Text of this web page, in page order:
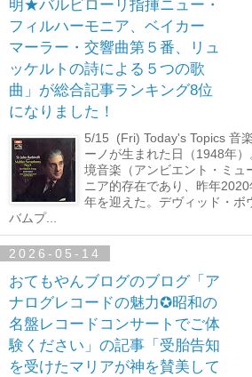
明★バルビローリ指揮ニュー・
フィルハーモニア、ベイカー
マーラー・交響曲第５番、リュ
ッケルトの詩による５つの歌
曲」が総合記事ランキング8位
になりました！
5/15 (Fri) Today's Topics 音
ーノが生まれた日（1948年
境音楽（アンビエント・ミュ
ニア的存在であり、昨年
年を迎えた。デヴィッド・ボ
バムプ...
2026-05-14
おてもやんブログのブログ「ア
ナログレコードの魅力✪昭和の
名盤レコードコンサートでご体
験ください」の記事「受胎告知
を受けたマリアが神を賛美して